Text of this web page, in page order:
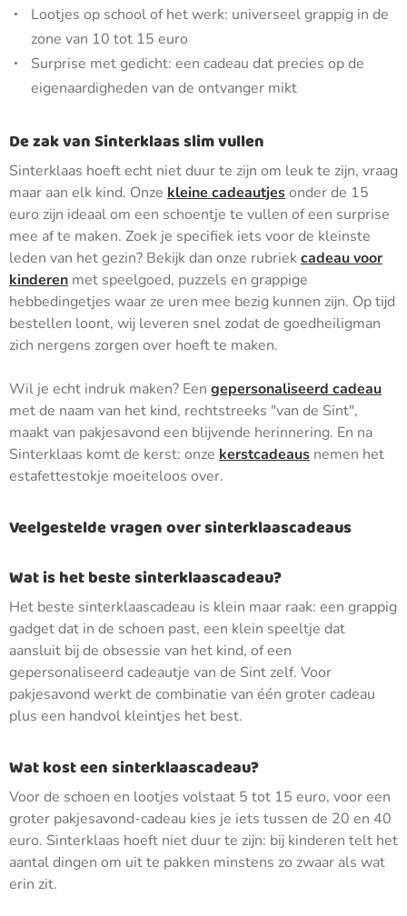
Lootjes op school of het werk: universeel grappig in de
zone van 10 tot 15 euro
Surprise met gedicht: een cadeau dat precies op de
eigenaardigheden van de ontvanger mikt
De zak van Sinterklaas slim vullen
Sinterklaas hoeft echt niet duur te zijn om leuk te zijn, vraag
maar aan elk kind. Onze kleine cadeautjesonder de 15
euro zijn ideaal om een schoentje te vullen of een surprise
mee af te maken. Zoek je specifiek iets voor de kleinste
leden van het gezin? Bekijk dan onze rubriekcadeau voor
kinderen met speelgoed, puzzels en grappige
hebbedingetjes waar ze uren mee bezig kunnen zijn. Op tijd
bestellen loont, wij leveren snel zodat de goedheiligman
zich nergens zorgen over hoeft te maken.
Wil je echt indruk maken? Een gepersonaliseerd cadeau
met de naam van het kind, rechtstreeks "van de Sint",
maakt van pakjesavond een blijvende herinnering. En na
Sinterklaas komt de kerst: onze kerstcadeaus nemen het
estafettestokje moeiteloos over.
Veelgestelde vragen over sinterklaascadeaus
Wat is het beste sinterklaascadeau?
Het beste sinterklaascadeau is klein maar raak: een grappig
gadget dat in de schoen past, een klein speeltje dat
aansluit bij de obsessie van het kind, of een
gepersonaliseerd cadeautje van de Sint zelf. Voor
pakjesavond werkt de combinatie van één groter cadeau
plus een handvol kleintjes het best.
Wat kost een sinterklaascadeau?
Voor de schoen en lootjes volstaat 5 tot 15 euro, voor een
groter pakjesavond-cadeau kies je iets tussen de 20 en 40
euro. Sinterklaas hoeft niet duur te zijn: bij kinderen telt het
aantal dingen om uit te pakken minstens zo zwaar als wat
erin zit.